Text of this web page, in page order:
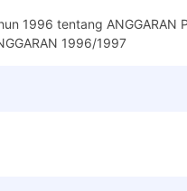
1996 tentang ANGGARAN
1996/1997